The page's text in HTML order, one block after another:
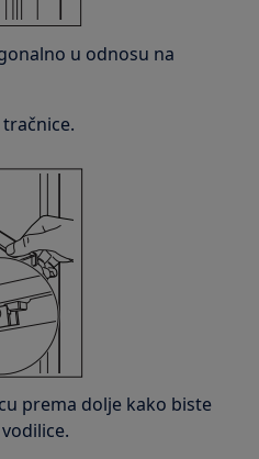
u odnosu na
prema dolje kako biste